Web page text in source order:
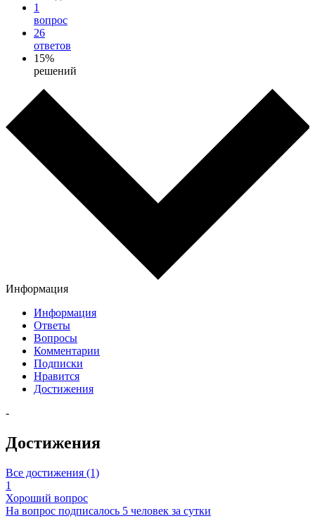
1
вопрос
26
ответов
15%
решений
Информация
Информация
Ответы
Вопросы
Комментарии
Подписки
Нравится
Достижения
-
Достижения
Все достижения (1)
1
Хороший вопрос
На вопрос подписалось 5 человек за сутки